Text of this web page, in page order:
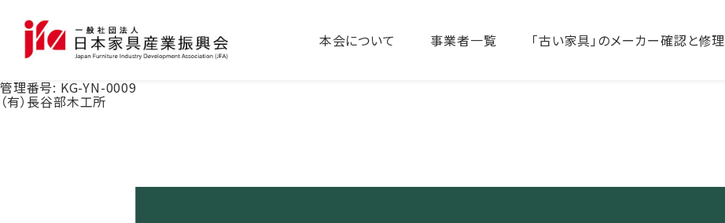
本会について 事業者一覧 「古い家具」のメーカー確認と修理
管理番号: KG-YN-0009
（有）長谷部木工所